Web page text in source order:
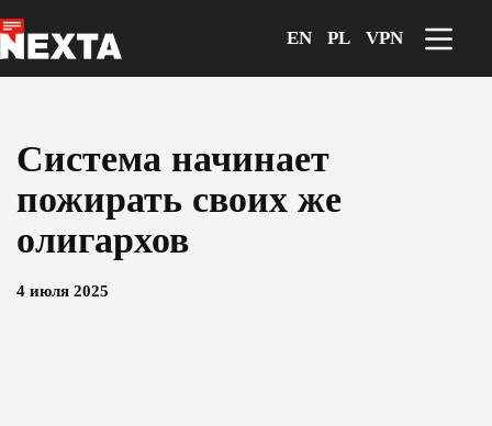
к
сути
EN PL VPN
Система начинает
пожирать своих же
олигархов
4 июля 2025